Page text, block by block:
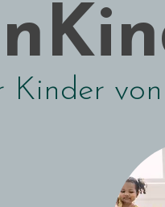
Kinder von